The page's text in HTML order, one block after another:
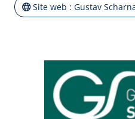
Site web : Gustav